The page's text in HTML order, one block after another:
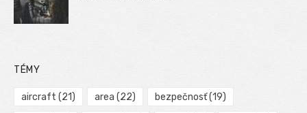
TÉMY
aircraft (21) area (22) bezpečnosť(19)